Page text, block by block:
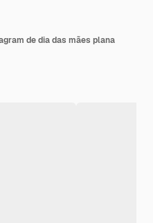
de dia das mães plana